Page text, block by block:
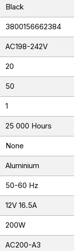
Black
3800156662384
AC198-242V
20
50
1
25 000 Hours
None
Aluminium
50-60 Hz
12V 16.5A
200W
AC200-A3